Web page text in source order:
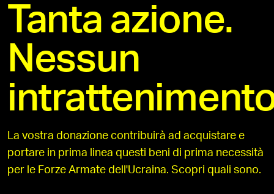
Tanta azione.
Nessun
La vostra donazione contribuirà ad acquistare e
portare in prima linea questi beni di prima necessità
per le Forze Armate dell'Ucraina. Scopri quali sono.